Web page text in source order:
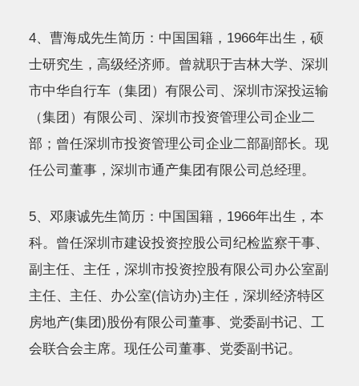
4、曹海成先生简历：中国国籍，1966年出生，硕
士研究生，高级经济师。曾就职于吉林大学、深圳
市中华自行车（集团）有限公司、深圳市深投运输
（集团）有限公司、深圳市投资管理公司企业二
部；曾任深圳市投资管理公司企业二部副部长。现
任公司董事，深圳市通产集团有限公司总经理。
5、邓康诚先生简历：中国国籍，1966年出生，本
科。曾任深圳市建设投资控股公司纪检监察干事、
副主任、主任，深圳市投资控股有限公司办公室副
主任、主任、办公室(信访办)主任，深圳经济特区
房地产(集团)股份有限公司董事、党委副书记、工
会联合会主席。现任公司董事、党委副书记。